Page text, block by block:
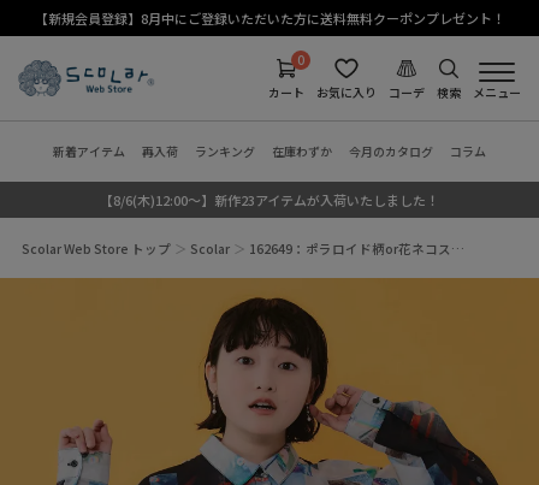
【新規会員登録】8月中にご登録いただいた方に送料無料クーポンプレゼント！
検索
コーデ
お気に入り
0
カート
メニュー
新着アイテム 再入荷 ランキング 在庫わずか 今月のカタログ コラム
【8/6(木)12:00～】新作23アイテムが入荷いたしました！
Scolar Web Store トップ Scolar 162649：ポラロイド柄or花ネコス…